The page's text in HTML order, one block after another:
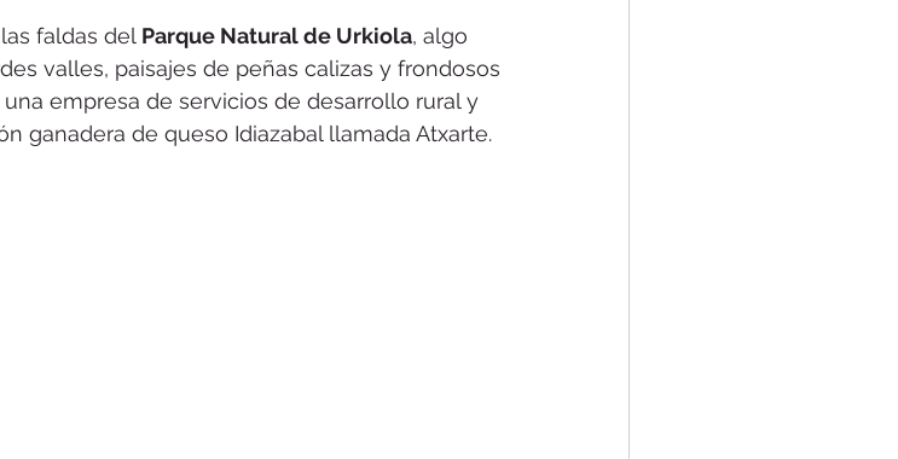
faldas del Parque Natural de Urkiola, algo
valles, paisajes de peñas calizas y frondosos
una empresa de servicios de desarrollo rural y
ganadera de queso Idiazabal llamada Atxarte.